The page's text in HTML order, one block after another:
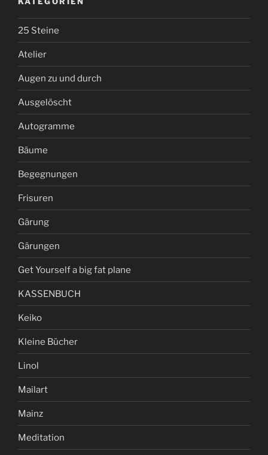
25 Steine
Atelier
Augen zu und durch
Ausgelöscht
Autogramme
Bäume
Begegnungen
Frisuren
Gärung
Gärungen
Get Yourself a big fat plane
KASSENBUCH
Keiko
Kleine Bücher
Linol
Mailart
Mainz
Meditation